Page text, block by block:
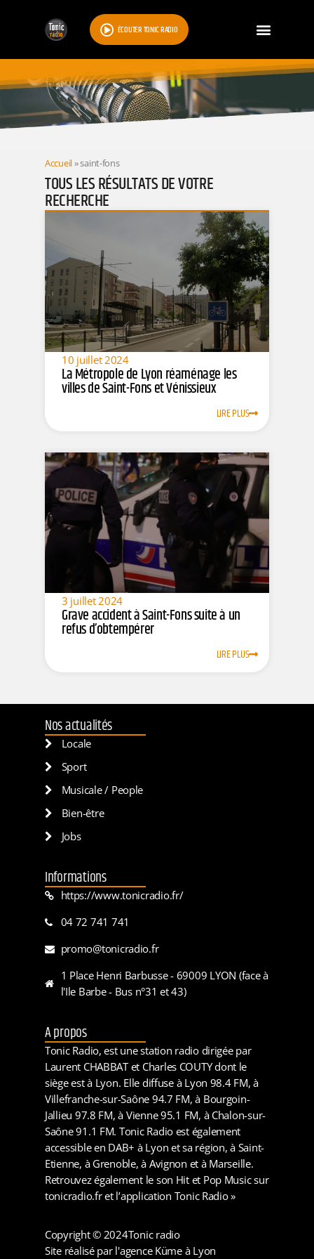
ÉCOUTER TONIC RADIO
RESULTATS
Accueil»saint-fons
TOUS LES RÉSULTATS DE VOTRE
RECHERCHE
10 juillet 2024
La Métropole de Lyon réaménage les
villes de Saint-Fons et Vénissieux
LIRE PLUS
3 juillet 2024
Grave accident à Saint-Fons suite à un
refus d’obtempérer
LIRE PLUS
Nos actualités
Locale
Sport
Musicale / People
Bien-être
Jobs
Informations
https://www.tonicradio.fr/
04 72 741 741
promo@tonicradio.fr
1 Place Henri Barbusse - 69009 LYON (face à
l'Ile Barbe - Bus n°31 et 43)
A propos
Tonic Radio, est une station radio dirigée par
Laurent CHABBAT et Charles COUTY dont le
siège est à Lyon. Elle diffuse à Lyon 98.4 FM, à
Villefranche-sur-Saône 94.7 FM, à Bourgoin-
Jallieu 97.8 FM, à Vienne 95.1 FM, à Chalon-sur-
Saône 91.1 FM. Tonic Radio est également
accessible en DAB+ à Lyon et sa région, à Saint-
Etienne, à Grenoble, à Avignon et à Marseille.
Retrouvez également le son Hit et Pop Music sur
tonicradio.fr et l’application Tonic Radio »
Copyright © 2024Tonic radio
Site réalisé par l'agence Küme à Lyon